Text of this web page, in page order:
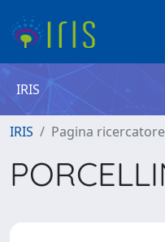
IRIS
IRIS Pagina ricercatore